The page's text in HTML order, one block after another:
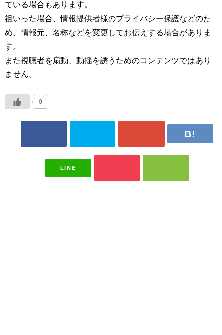
ている場合もあります。
祖いった場合、情報提供者様のプライバシー保護などのた
め、情報元、名称などを変更してお伝えする場合がありま
す。
また視聴者を扇動、動揺を誘うためのコンテンツではあり
ません。
0
LINE